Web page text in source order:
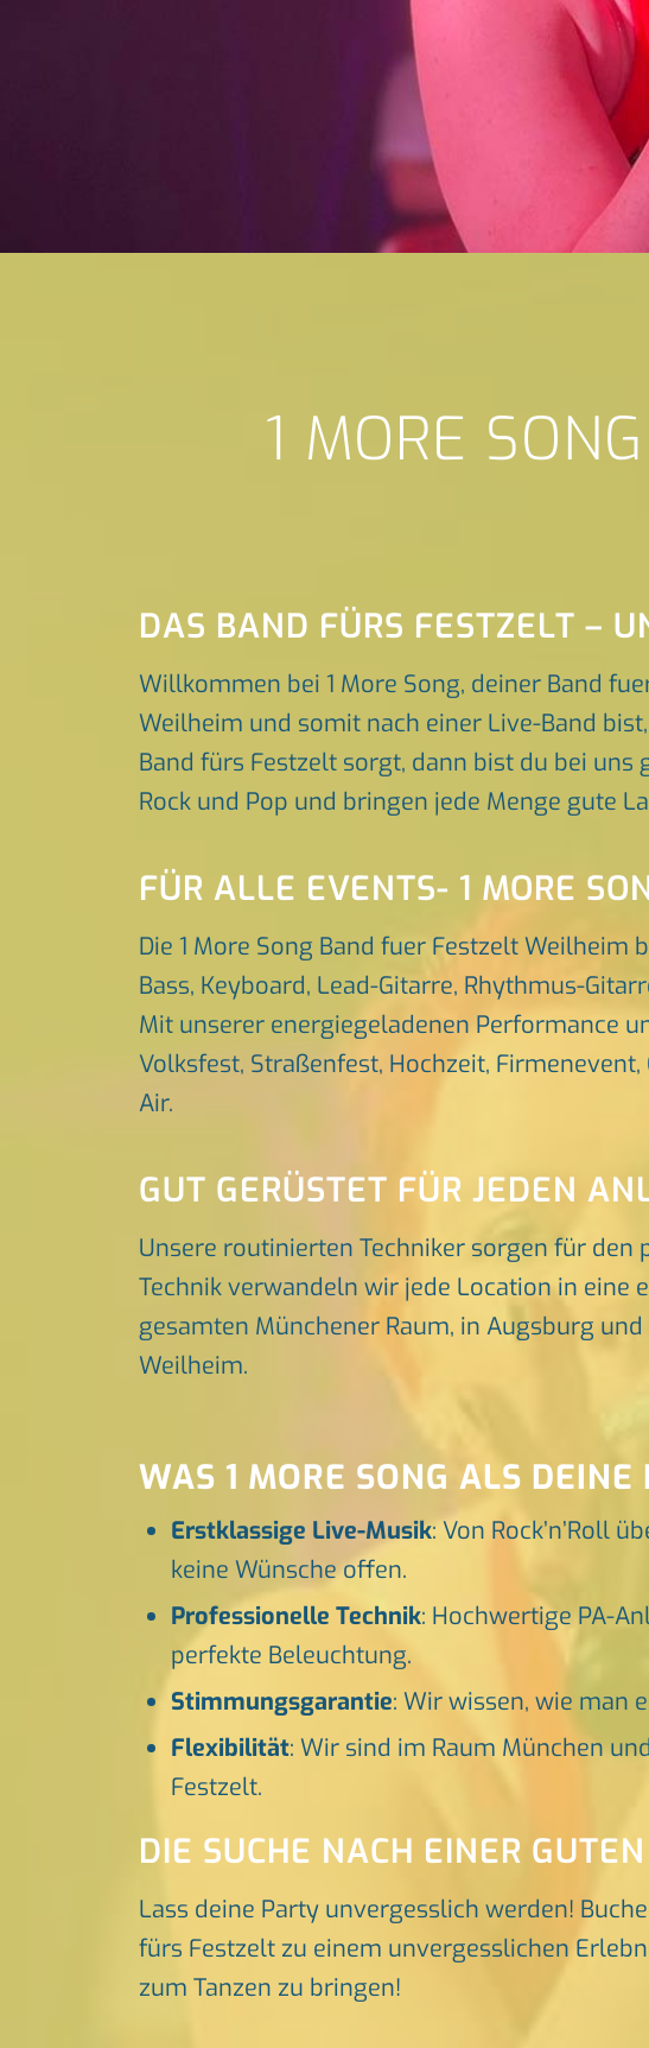
1 MORE
DAS BAND FÜRS FESTZELT –
Willkommen bei 1 More Song, deiner Band
Weilheim und somit nach einer Live-Band
Band fürs Festzelt sorgt, dann bist du bei uns
Rock und Pop und bringen jede Menge gute
FÜR ALLE EVENTS- 1 MORE
Die 1 More Song Band fuer Festzelt
Bass, Keyboard, Lead-Gitarre, Rhythmus-
Mit unserer energiegeladenen Performance
Volksfest, Straßenfest, Hochzeit,
Air.
GUT GERÜSTET FÜR JEDEN
Unsere routinierten Techniker sorgen für
Technik verwandeln wir jede Location in
gesamten Münchener Raum, in Augsburg
Weilheim.
WAS 1 MORE SONG ALS
Erstklassige Live-Musik: Von Rock’n’Roll
keine Wünsche offen.
Professionelle Technik: Hochwertige PA-
perfekte Beleuchtung.
Stimmungsgarantie: Wir wissen, wie man
Flexibilität: Wir sind im Raum München
Festzelt.
DIE SUCHE NACH EINER
Lass deine Party unvergesslich werden!
fürs Festzelt zu einem unvergesslichen
zum Tanzen zu bringen!